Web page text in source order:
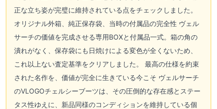
正な立ち姿が完璧に維持されている点をチェックしました。
オリジナル外箱、純正保存袋、当時の付属品の完全性 ヴェル
サーチの価値を完成させる専用BOXと付属品一式。箱の角の
潰れがなく、保存袋にも日焼けによる変色が全くないため、
これ以上ない査定基準をクリアしました。 最高の仕様を約束
された名作を、価値が完全に生きている今こそ ヴェルサーチ
のVLOGOチェルシーブーツは、その圧倒的な存在感とステー
タス性ゆえに、新品同様のコンディションを維持している個